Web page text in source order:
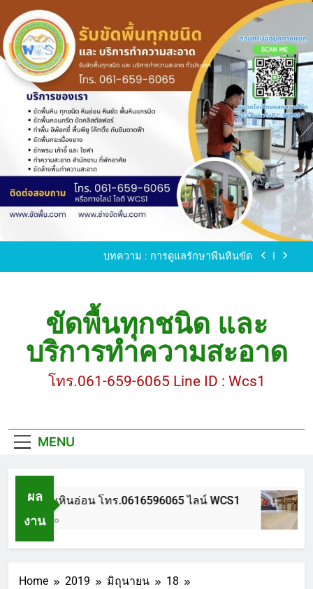
to
content
ขัดพื้นหินขัด อบต.แหลมบัวนครปฐม
ขัดพื้นหินอ่อน โทร.0616596065 ไลน์ WCS1
บทความ : การดูแลรักษาพื้นหินขัด
ขัดพื้นหินขัด อบต.แหลมบัวนครปฐม
ขัดพื้นหินอ่อน โทร.0616596065 ไลน์ WCS1
บทความ : การดูแลรักษาพื้นหินขัด
ขัดพื้นทุกชนิด และ
บริการทำความสะอาด
โทร.061-659-6065 Line ID : Wcs1
MENU
ผล
งาน
ขัดพื้นหินอ่อน โทร.0616596065 ไลน์ WCS1
1 ปี Ago
Home 2019 มิถุนายน
18